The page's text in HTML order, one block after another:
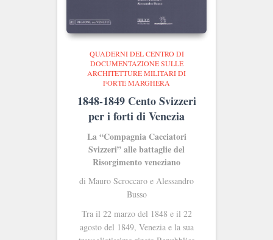
QUADERNI DEL CENTRO DI
DOCUMENTAZIONE SULLE
ARCHITETTURE MILITARI DI
FORTE MARGHERA
1848-1849 Cento Svizzeri
per i forti di Venezia
La “Compagnia Cacciatori
Svizzeri” alle battaglie del
Risorgimento veneziano
di Mauro Scroccaro e Alessandro
Busso
Tra il 22 marzo del 1848 e il 22
agosto del 1849, Venezia e la sua